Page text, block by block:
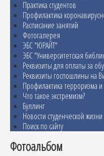
Практика студентов
Профилактика
Расписание занятий
Фотогалерея
ЭБС "ЮРАЙТ"
ЭБС "Университетская
Реквизиты для оплаты за
Реквизиты госпошлины на
Профилактика терроризма и
Что такое экстремизм?
Буллинг
Новости студенческой жизни
Поиск по сайту
Фотоальбом